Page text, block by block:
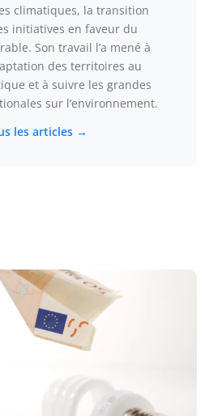
climatiques, la transition
initiatives en faveur du
Son travail l’a mené à
des territoires au
et à suivre les grandes
sur l’environnement.
les articles →